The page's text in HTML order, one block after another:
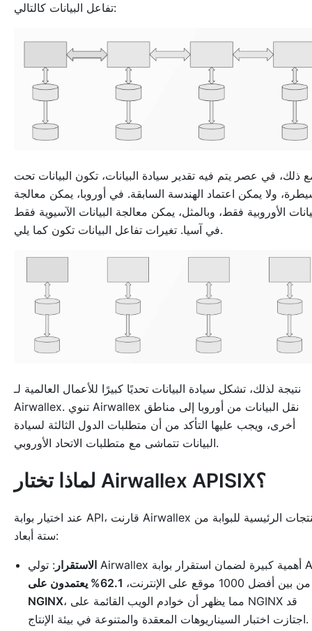
تفاعل البيانات كالتالي:
ذلك، في عصر يتم فيه تقدير سيادة البيانات، تكون البيانات تحت
ولا يمكن اعتماد الهندسة السابقة. في أوروبا، يمكن معالجة
الأوروبية فقط، وبالمثل، يمكن معالجة البيانات الآسيوية فقط
في آسيا. تغيرات تفاعل البيانات تكون كما يلي.
نتيجة لذلك، تشكل سيادة البيانات تحديًا كبيرًا للأعمال العالمية لـ
Airwallex. تنوي Airwallex نقل البيانات من أوروبا إلى مناطق
أخرى، ويجب عليها التأكد من أن متطلبات الدول الثالثة لسيادة
البيانات تتماشى مع متطلبات الاتحاد الأوروبي.
لماذا تختار Airwallex APISIX؟
عند اختيار بوابة API، قارنت Airwallex المنتجات الرئيسية للبوابة من
ستة أبعاد:
الاستقرار : تولي Airwallex أهمية كبيرة لضمان استقرار بوابة API.
من بين أفضل 1000 موقع على الإنترنت،
62.1% يعتمدون على
NGINX، مما يظهر أن خوادم الويب القائمة على NGINX قد
اجتازت اختبار السيناريوهات المعقدة والمتنوعة في بيئة الإنتاج.